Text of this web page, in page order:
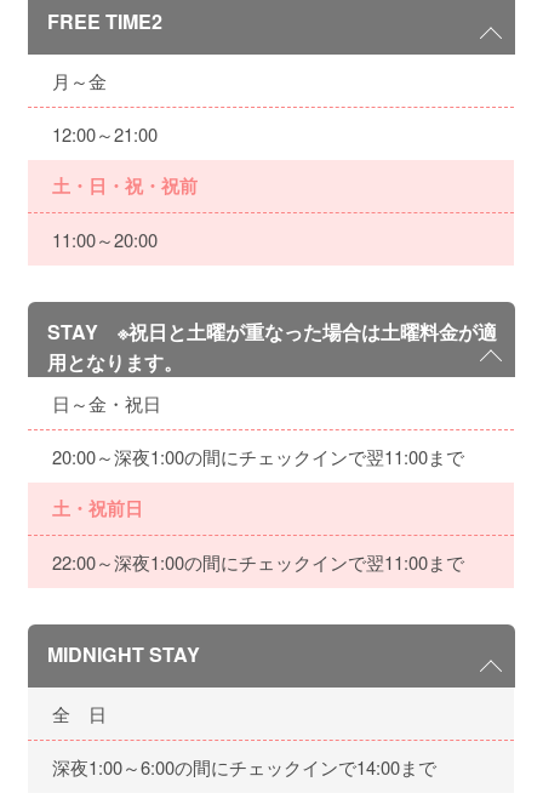
FREE TIME2
月～金
12:00～21:00
土・日・祝・祝前
11:00～20:00
STAY ※祝日と土曜が重なった場合は土曜料金が適
用となります。
日～金・祝日
20:00～深夜1:00の間にチェックインで翌11:00まで
土・祝前日
22:00～深夜1:00の間にチェックインで翌11:00まで
MIDNIGHT STAY
全 日
深夜1:00～6:00の間にチェックインで14:00まで